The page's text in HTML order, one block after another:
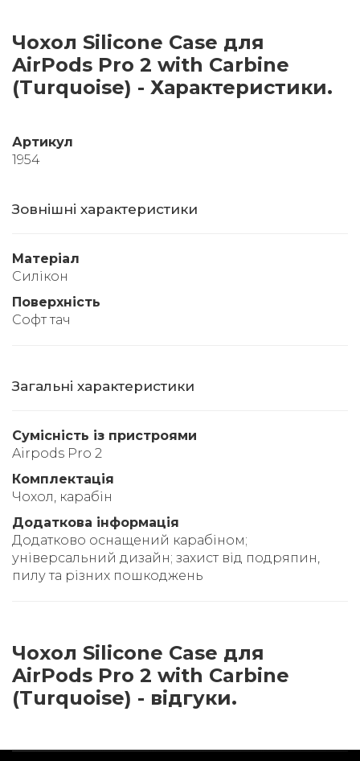
Чохол Silicone Case для
AirPods Pro 2 with Carbine
(Turquoise) - Характеристики.
Артикул
1954
Зовнішні характеристики
Матеріал
Силікон
Поверхність
Софт тач
Загальні характеристики
Сумісність із пристроями
Airpods Pro 2
Комплектація
Чохол, карабін
Додаткова інформація
Додатково оснащений карабіном;
універсальний дизайн; захист від подряпин,
пилу та різних пошкоджень
Чохол Silicone Case для
AirPods Pro 2 with Carbine
(Turquoise) - відгуки.